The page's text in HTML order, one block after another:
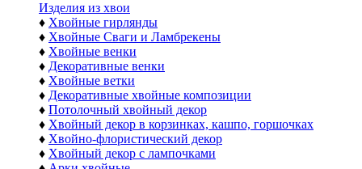
Изделия из хвои
♦ Хвойные гирлянды
♦ Хвойные Сваги и Ламбрекены
♦ Хвойные венки
♦ Декоративные венки
♦ Хвойные ветки
♦ Декоративные хвойные композиции
♦ Потолочный хвойный декор
♦ Хвойный декор в корзинках, кашпо, горшочках
♦ Хвойно-флористический декор
♦ Хвойный декор с лампочками